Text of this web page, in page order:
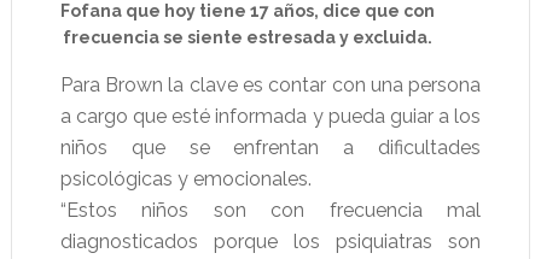
Fofana que hoy tiene 17 años, dice que con
frecuencia se siente estresada y excluida.
Para Brown la clave es contar con una persona
a cargo que esté informada y pueda guiar a los
niños que se enfrentan a dificultades
psicológicas y emocionales.
“Estos niños son con frecuencia mal
diagnosticados porque los psiquiatras son